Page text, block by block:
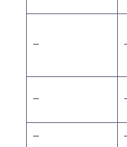
–
–
–